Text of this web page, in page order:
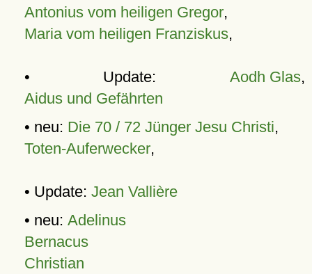
Antonius vom heiligen Gregor,
Maria vom heiligen Franziskus,
• Update: Aodh Glas,
Aidus und Gefährten
• neu: Die 70 / 72 Jünger Jesu Christi,
Toten-Auferwecker,
• Update: Jean Vallière
• neu: Adelinus
Bernacus
Christian